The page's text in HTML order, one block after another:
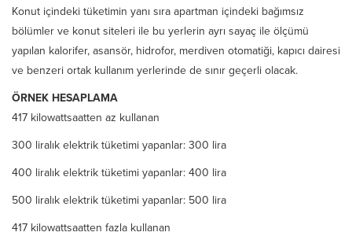
Konut içindeki tüketimin yanı sıra apartman içindeki bağımsız
bölümler ve konut siteleri ile bu yerlerin ayrı sayaç ile ölçümü
yapılan kalorifer, asansör, hidrofor, merdiven otomatiği, kapıcı dairesi
ve benzeri ortak kullanım yerlerinde de sınır geçerli olacak.
ÖRNEK HESAPLAMA
417 kilowattsaatten az kullanan
300 liralık elektrik tüketimi yapanlar: 300 lira
400 liralık elektrik tüketimi yapanlar: 400 lira
500 liralık elektrik tüketimi yapanlar: 500 lira
417 kilowattsaatten fazla kullanan